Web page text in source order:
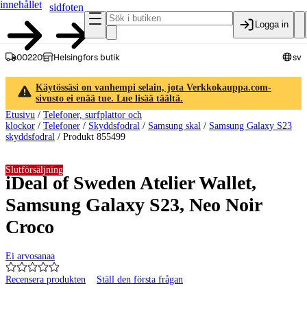
innehållet
sidfoten
Logga in
00220 Helsingfors butik sv
Käytössäsi on vanhempi selain, jota Verkkokauppa.com-
sivusto ei enää tue. Lue lisää täältä.
Etusivu / Telefoner, surfplattor och
klockor / Telefoner / Skyddsfodral / Samsung skal / Samsung Galaxy S23
skyddsfodral / Produkt 855499
iDeal of Sweden Atelier Wallet,
Samsung Galaxy S23, Neo Noir
Croco
Ei arvosanaa
Recensera produkten Ställ den första frågan
Slutförsäljning